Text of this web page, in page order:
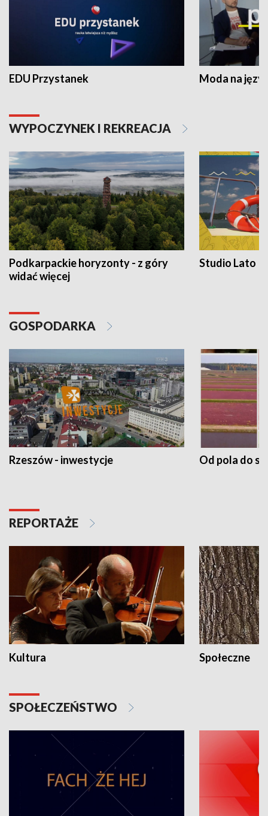
EDU Przystanek Moda na
WYPOCZYNEK I REKREACJA
Podkarpackie horyzonty - z góry
widać więcej
Studio Lato
GOSPODARKA
Rzeszów - inwestycje Od pola do
REPORTAŻE
Kultura Społeczne
SPOŁECZEŃSTWO